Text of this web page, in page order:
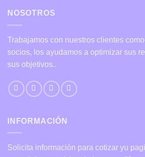
NOSOTROS
Trabajamos con nuestros clientes
socios, los ayudamos a optimizar sus
sus objetivos..
INFORMACIÓN
Solicita información para cotizar yu